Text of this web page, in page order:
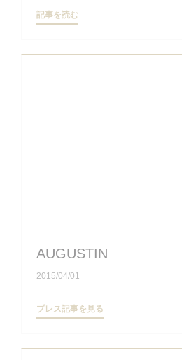
記事を読む((新しいウィンドウで開きま
AUGUSTIN
2015/04/01
プレス記事を見る